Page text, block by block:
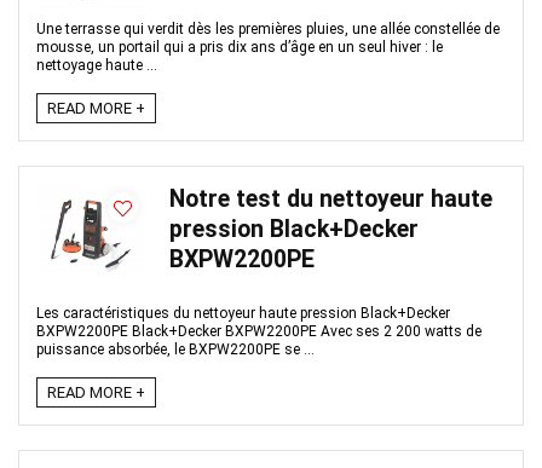
Une terrasse qui verdit dès les premières pluies, une allée constellée de
mousse, un portail qui a pris dix ans d’âge en un seul hiver : le
nettoyage haute ...
READ MORE +
Notre test du nettoyeur haute
pression Black+Decker
BXPW2200PE
Les caractéristiques du nettoyeur haute pression Black+Decker
BXPW2200PE Black+Decker BXPW2200PE Avec ses 2 200 watts de
puissance absorbée, le BXPW2200PE se ...
READ MORE +